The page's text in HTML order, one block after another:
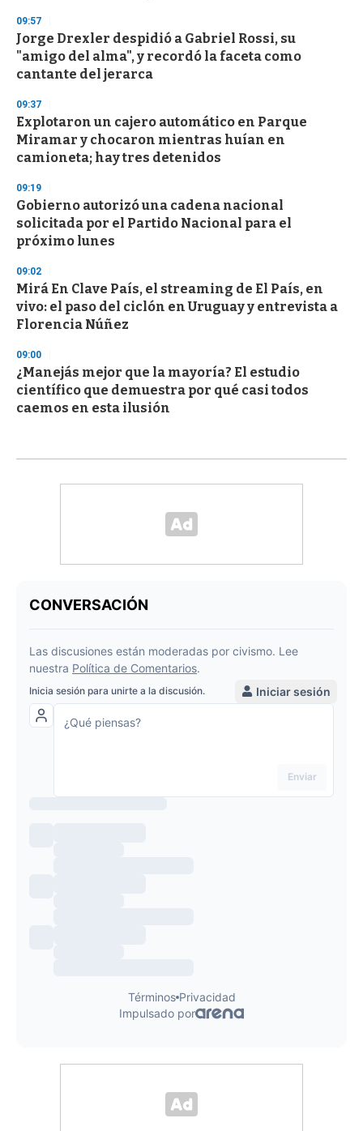
09:57
Jorge Drexler despidió a Gabriel Rossi, su
"amigo del alma", y recordó la faceta como
cantante del jerarca
09:37
Explotaron un cajero automático en Parque
Miramar y chocaron mientras huían en
camioneta; hay tres detenidos
09:19
Gobierno autorizó una cadena nacional
solicitada por el Partido Nacional para el
próximo lunes
09:02
Mirá En Clave País, el streaming de El País, en
vivo: el paso del ciclón en Uruguay y entrevista a
Florencia Núñez
09:00
¿Manejás mejor que la mayoría? El estudio
científico que demuestra por qué casi todos
caemos en esta ilusión